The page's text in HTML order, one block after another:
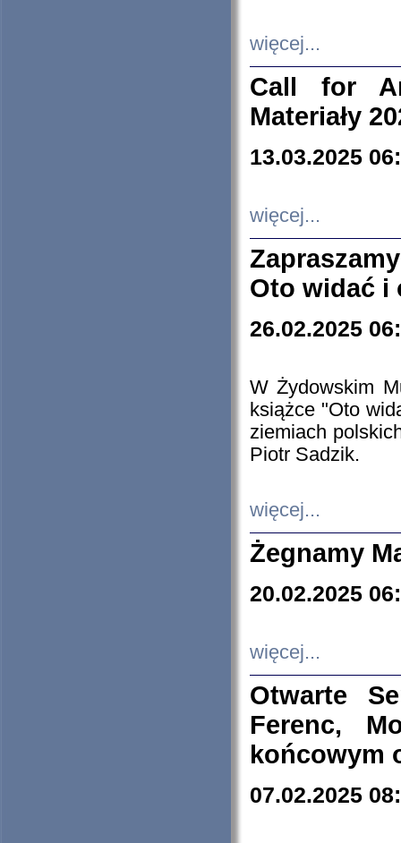
więcej...
Call for
Materiały
13.03.2025
więcej...
Oto widać i
26.02.2025
W Żydowskim
książce "Oto
ziemiach
Piotr Sadzik.
więcej...
Żegnamy
20.02.2025
więcej...
Otwarte
Ferenc,
końcowym
07.02.2025